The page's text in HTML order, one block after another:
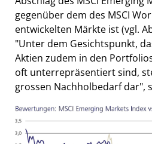
gegenüber dem des MSCI
entwickelten Märkte ist (vgl.
"Unter dem Gesichtspunkt,
Aktien zudem in den
oft unterrepräsentiert sind,
grossen Nachholbedarf dar",